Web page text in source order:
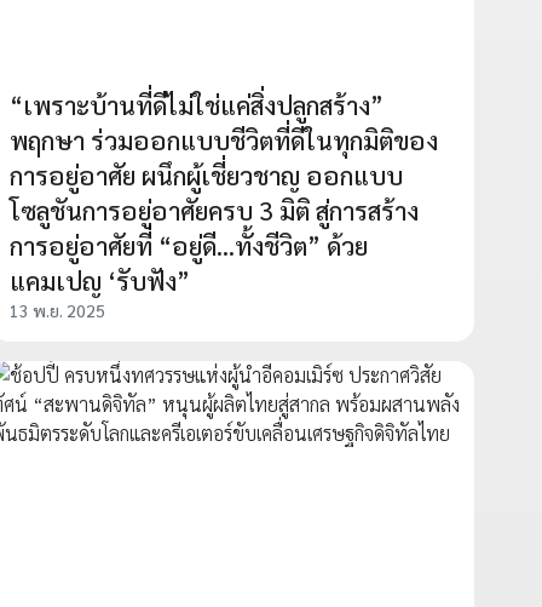
“เพราะบ้านที่ดีไม่ใช่แค่สิ่งปลูกสร้าง”
พฤกษา ร่วมออกแบบชีวิตที่ดีในทุกมิติของ
การอยู่อาศัย ผนึกผู้เชี่ยวชาญ ออกแบบ
โซลูชันการอยู่อาศัยครบ 3 มิติ สู่การสร้าง
การอยู่อาศัยที่ “อยู่ดี...ทั้งชีวิต” ด้วย
แคมเปญ ‘รับฟัง”
13 พ.ย. 2025